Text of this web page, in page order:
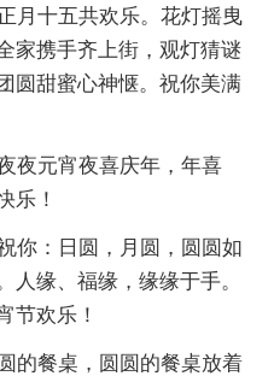
月十五共欢乐。花灯摇曳
家携手齐上街，观灯猜谜
圆甜蜜心神惬。祝你美满
夜元宵夜喜庆年，年喜
乐！
你：日圆，月圆，圆圆如
人缘、福缘，缘缘于手。
节欢乐！
的餐桌，圆圆的餐桌放着